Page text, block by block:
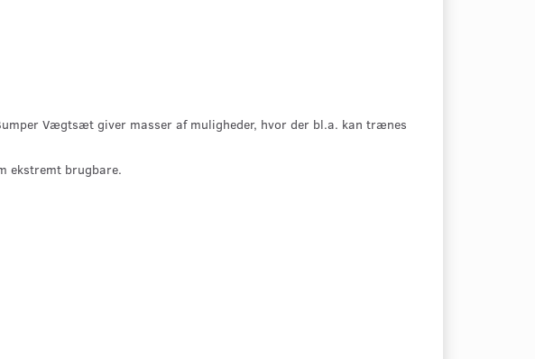
Vægtsæt giver masser af muligheder, hvor der bl.a. kan trænes
ekstremt brugbare.